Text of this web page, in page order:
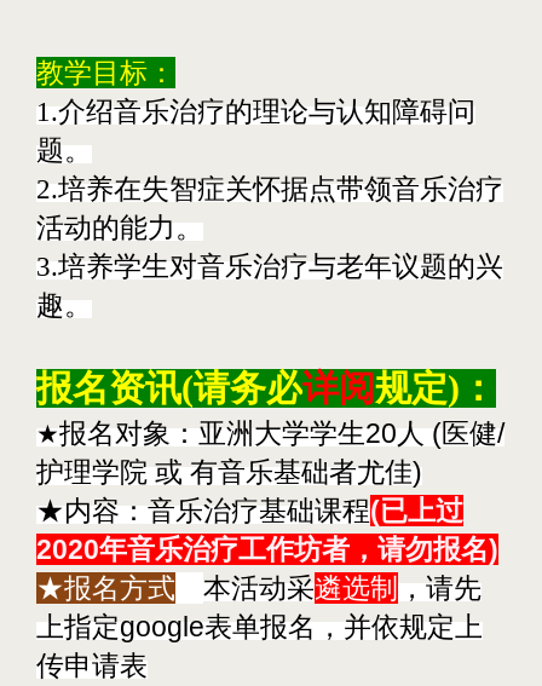
教学目标：
1.介绍音乐治疗的理论与认知障碍问
题。
2.培养在失智症关怀据点带领音乐治疗
活动的能力。
3.培养学生对音乐治疗与老年议题的兴
趣。
报名资讯(请务必详阅规定)：
★报名对象：亚洲大学学生20 人 (医健/
护理学院 或 有音乐基础者尤佳)
★内容 ：音乐治疗基础课程(已上过
2020年音乐治疗工作坊者，请勿报名)
★报名方式
本活动采遴选制
，请先
上指定google表单报名，并依规定上
传申请表